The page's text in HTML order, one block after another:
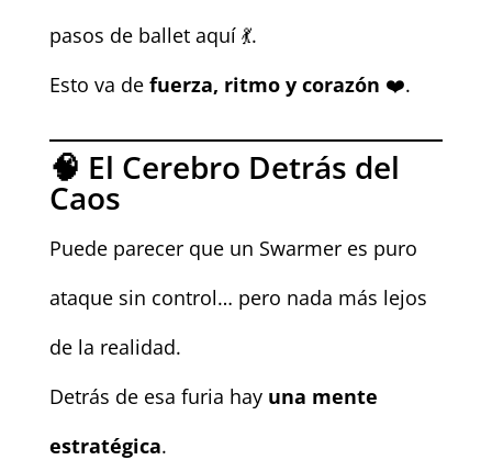
pasos de ballet aquí 💃.
Esto va de fuerza, ritmo y corazón ❤️.
🧠 El Cerebro Detrás del
Caos
Puede parecer que un Swarmer es puro
ataque sin control… pero nada más lejos
de la realidad.
Detrás de esa furia hay una mente
estratégica.